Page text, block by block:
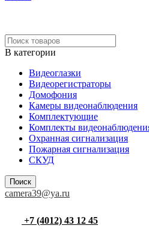
В категории
Видеоглазки
Видеорегистраторы
Домофония
Камеры видеонаблюдения
Комплектующие
Комплекты
Охранная сигнализация
Пожарная сигнализация
СКУД
Поиск
camera39@ya.ru
+7 (4012) 43 12 45